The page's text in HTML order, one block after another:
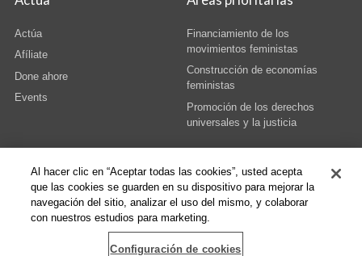
Actúa
Afíliate
Done ahore
Events
Financiamiento de los
movimientos feministas
Construcción de economías
feministas
Promoción de los derechos
universales y la justicia
© Copyright AWID 2026. All rights reserved.Terms & Conditions
Al hacer clic en “Aceptar todas las cookies”, usted acepta
que las cookies se guarden en su dispositivo para mejorar la
navegación del sitio, analizar el uso del mismo, y colaborar
con nuestros estudios para marketing.
Configuración de cookies